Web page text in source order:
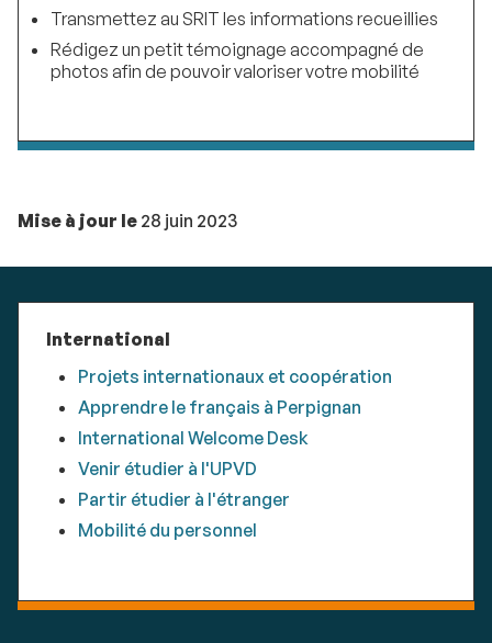
Transmettez au SRIT les informations recueillies
Rédigez un petit témoignage accompagné de
photos afin de pouvoir valoriser votre mobilité
Mise à jour le 28 juin 2023
International
Projets internationaux et coopération
Apprendre le français à Perpignan
International Welcome Desk
Venir étudier à l'UPVD
Partir étudier à l'étranger
Mobilité du personnel